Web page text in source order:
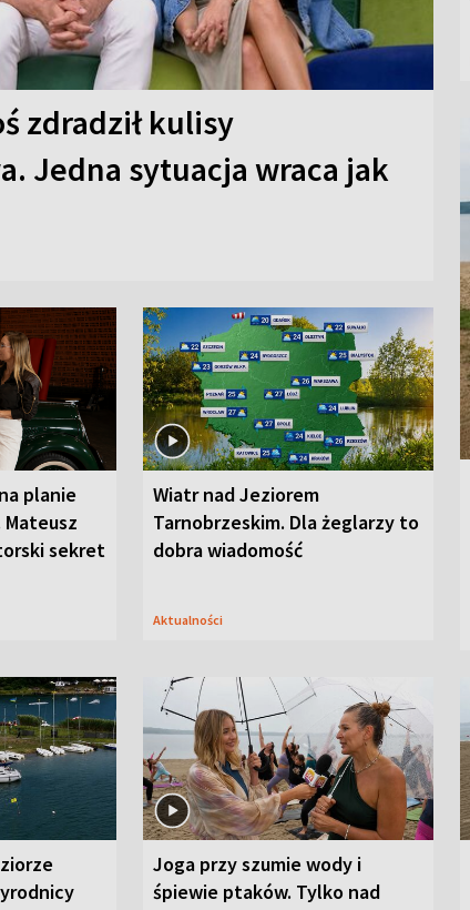
zdradził kulisy
Jedna sytuacja wraca jak
planie
sekret
Wiatr nad Jeziorem
Tarnobrzeskim. Dla żeglarzy to
dobra wiadomość
Aktualności
Joga przy szumie wody i
śpiewie ptaków. Tylko nad